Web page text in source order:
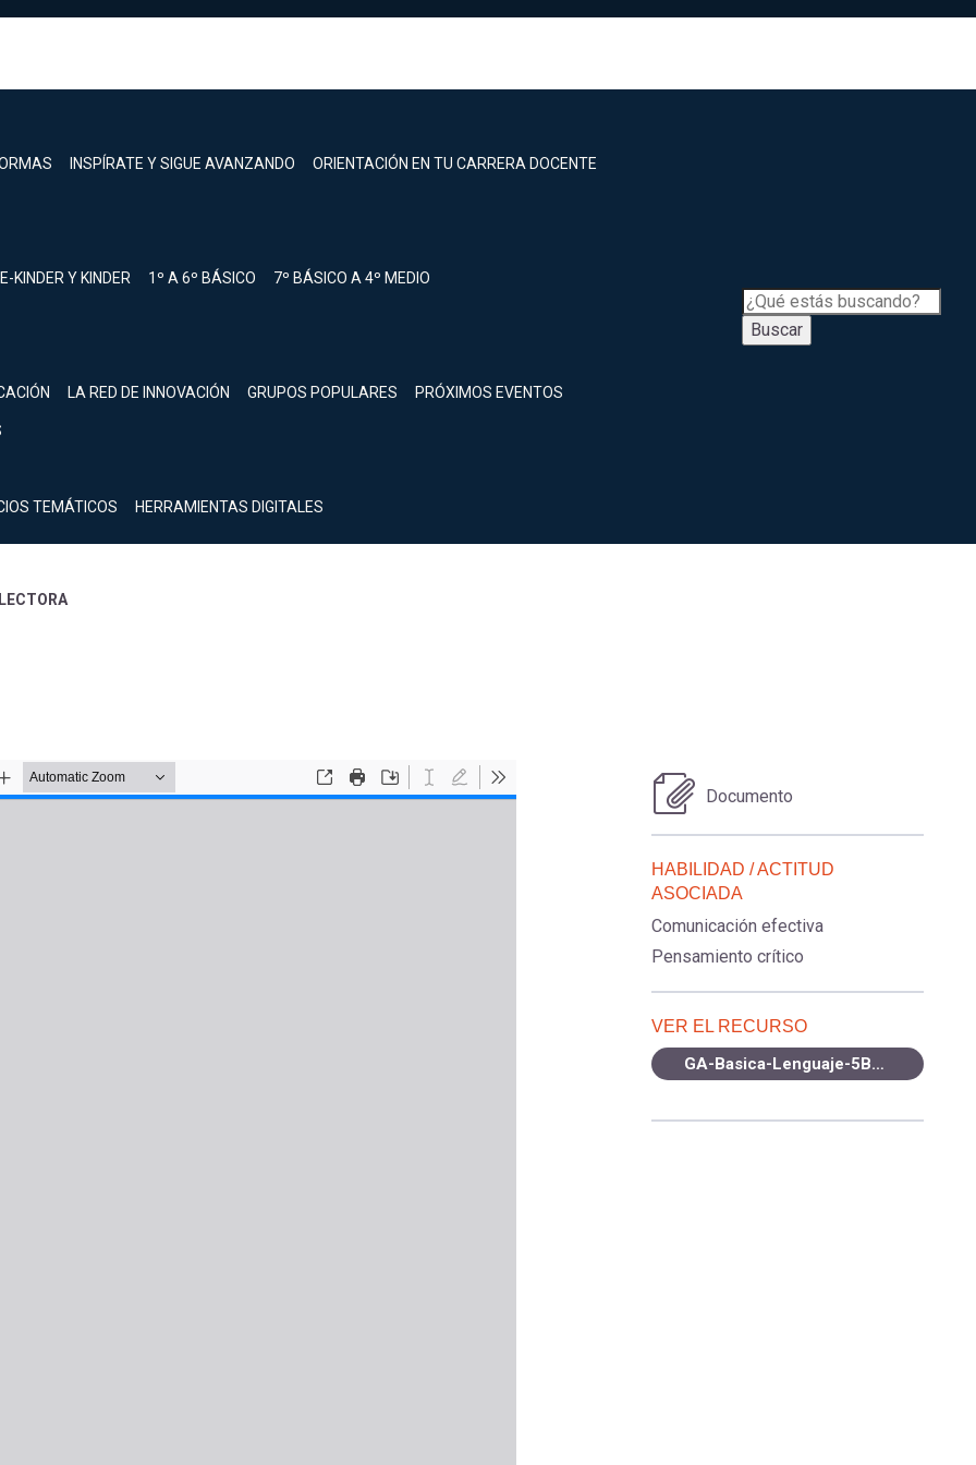
INSPÍRATE Y SIGUE AVANZANDO ORIENTACIÓN EN TU CARRERA DOCENTE
KINDER Y KINDER 1º A 6º BÁSICO 7º BÁSICO A 4º MEDIO
LA RED DE INNOVACIÓN GRUPOS POPULARES PRÓXIMOS EVENTOS
TEMÁTICOS HERRAMIENTAS DIGITALES
Buscar
Documento
HABILIDAD / ACTITUD
ASOCIADA
Comunicación efectiva
Pensamiento crítico
VER EL RECURSO
GA-Basica-Lenguaje-5B-OA8-2021.pdf
Inicia sesión.